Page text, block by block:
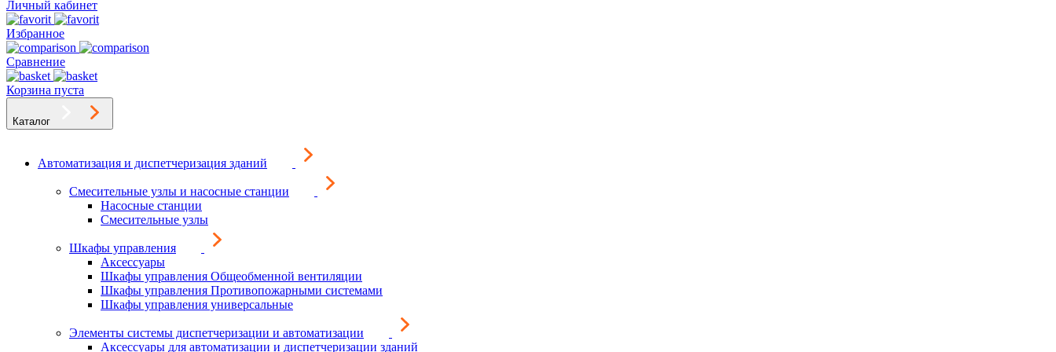
Личный кабинет
Избранное
Сравнение
Корзина пуста
Каталог
Автоматизация и диспетчеризация зданий
Смесительные узлы и насосные станции
Насосные станции
Смесительные узлы
Шкафы управления
Аксессуары
Шкафы управления Общеобменной вентиляции
Шкафы управления Противопожарными системами
Шкафы управления универсальные
Элементы системы диспетчеризации и автоматизации
Аксессуары для автоматизации и диспетчеризации зданий